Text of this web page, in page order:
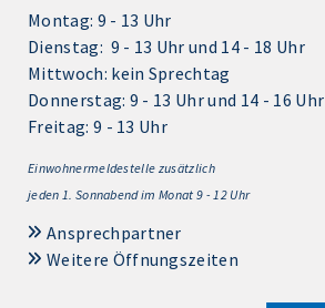
Montag: 9 - 13 Uhr
Dienstag: 9 - 13 Uhr und 14 - 18 Uhr
Mittwoch: kein Sprechtag
Donnerstag: 9 - 13 Uhr und 14 - 16 Uhr
Freitag: 9 - 13 Uhr
Einwohnermeldestelle zusätzlich
jeden 1. Sonnabend im Monat 9 - 12 Uhr
Ansprechpartner
Weitere Öffnungszeiten